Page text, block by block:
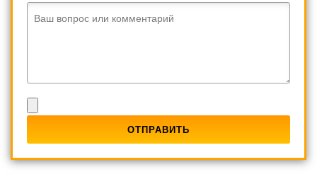
Ваш вопрос или комментарий